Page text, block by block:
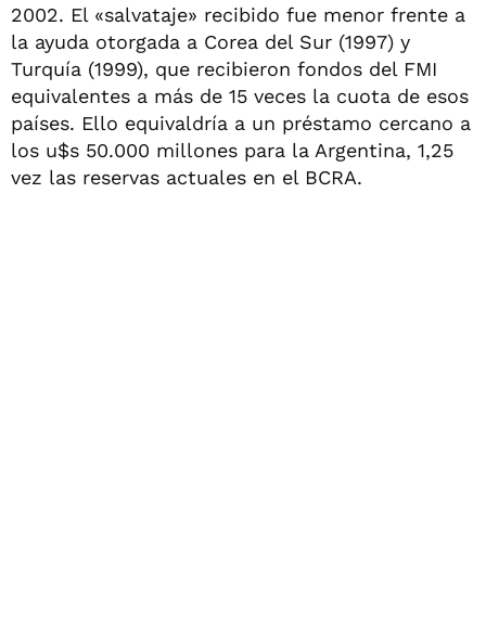
2002. El «salvataje» recibido fue menor frente a
la ayuda otorgada a Corea del Sur (1997) y
Turquía (1999), que recibieron fondos del FMI
equivalentes a más de 15 veces la cuota de esos
países. Ello equivaldría a un préstamo cercano a
los u$s 50.000 millones para la Argentina, 1,25
vez las reservas actuales en el BCRA.